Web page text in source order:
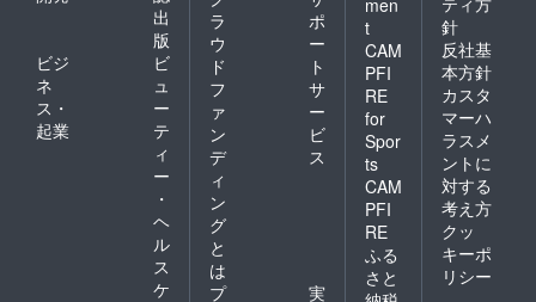
出
版
ビジ
ネ
ス・
起業
ビ
ュ
ー
テ
ィ
ー
・
ヘ
ル
ス
ケ
ラ
ウ
ド
フ
ァ
ン
デ
ィ
ン
グ
と
は
ポ
ー
ト
サ
ー
ビ
ス
プ 実
t
CAM
PFI
RE
for
Spor
ts
CAM
PFI
RE
ふる
さと
針
反社基
本方針
カスタ
マーハ
ラスメ
ントに
対する
考え方
クッ
キーポ
リシー